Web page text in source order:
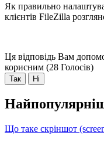
Як правильно
клієнтів FileZilla
Ця відповідь Вам
корисним (28 Голосів)
Так Ні
Що таке скріншот